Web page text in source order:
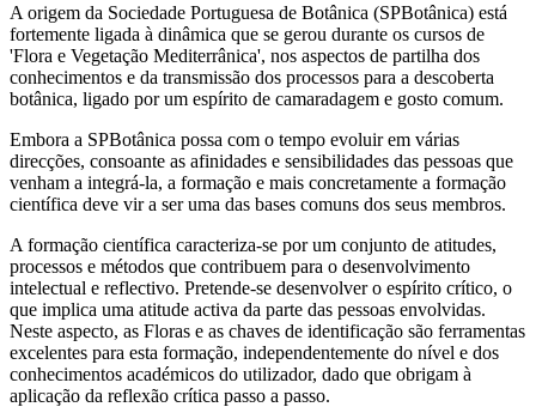
A origem da Sociedade Portuguesa de Botânica (SPBotânica) está
fortemente ligada à dinâmica que se gerou durante os cursos de
'Flora e Vegetação Mediterrânica', nos aspectos de partilha dos
conhecimentos e da transmissão dos processos para a descoberta
botânica, ligado por um espírito de camaradagem e gosto comum.
Embora a SPBotânica possa com o tempo evoluir em várias
direcções, consoante as afinidades e sensibilidades das pessoas que
venham a integrá-la, a formação e mais concretamente a formação
científica deve vir a ser uma das bases comuns dos seus membros.
A formação científica caracteriza-se por um conjunto de atitudes,
processos e métodos que contribuem para o desenvolvimento
intelectual e reflectivo. Pretende-se desenvolver o espírito crítico, o
que implica uma atitude activa da parte das pessoas envolvidas.
Neste aspecto, as Floras e as chaves de identificação são ferramentas
excelentes para esta formação, independentemente do nível e dos
conhecimentos académicos do utilizador, dado que obrigam à
aplicação da reflexão crítica passo a passo.